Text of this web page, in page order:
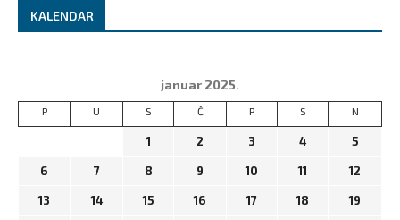
KALENDAR
januar 2025.
P U S Č P S N
1 2 3 4 5
6 7 8 9 10 11 12
13 14 15 16 17 18 19